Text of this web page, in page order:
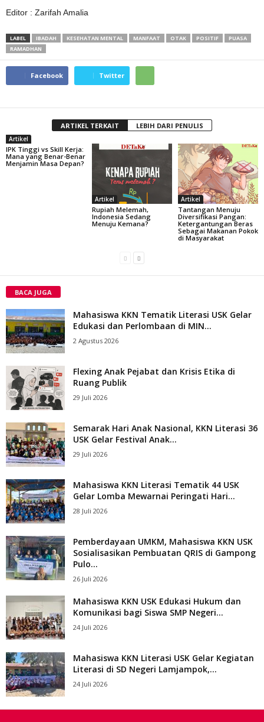
Editor : Zarifah Amalia
LABEL IBADAH KESEHATAN MENTAL MANFAAT OTAK POSITIF
PUASA
RAMADHAN
Facebook Twitter
ARTIKEL TERKAIT LEBIH DARI PENULIS
Artikel
IPK Tinggi vs Skill Kerja:
Mana yang Benar-Benar
Menjamin Masa Depan?
Artikel
Rupiah Melemah,
Indonesia Sedang
Menuju Kemana?
Artikel
Tantangan Menuju
Diversifikasi Pangan:
Ketergantungan Beras
Sebagai Makanan Pokok
di Masyarakat
BACA JUGA
Mahasiswa KKN Tematik Literasi USK Gelar
Edukasi dan Perlombaan di MIN...
2 Agustus 2026
Flexing Anak Pejabat dan Krisis Etika di
Ruang Publik
29 Juli 2026
Semarak Hari Anak Nasional, KKN Literasi 36
USK Gelar Festival Anak...
29 Juli 2026
Mahasiswa KKN Literasi Tematik 44 USK
Gelar Lomba Mewarnai Peringati Hari...
28 Juli 2026
Pemberdayaan UMKM, Mahasiswa KKN USK
Sosialisasikan Pembuatan QRIS di Gampong
Pulo...
26 Juli 2026
Mahasiswa KKN USK Edukasi Hukum dan
Komunikasi bagi Siswa SMP Negeri...
24 Juli 2026
Mahasiswa KKN Literasi USK Gelar Kegiatan
Literasi di SD Negeri Lamjampok,...
24 Juli 2026